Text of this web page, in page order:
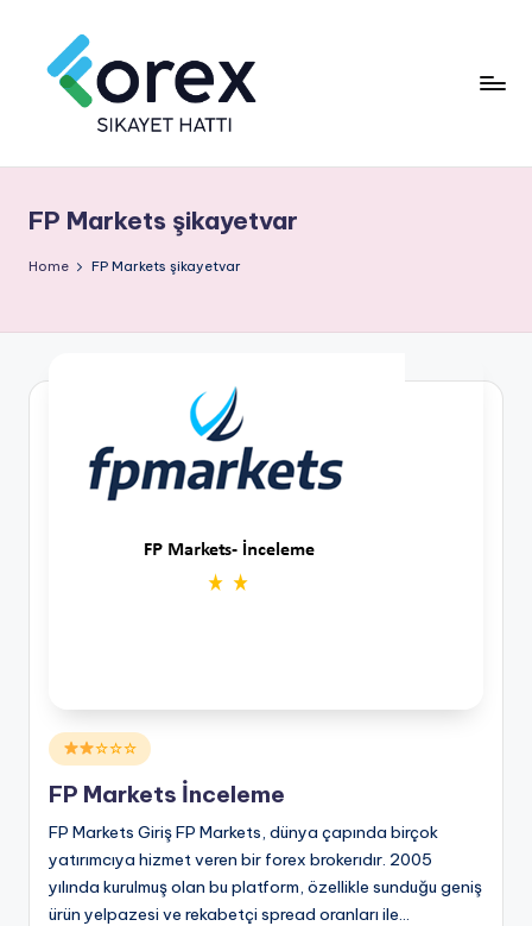
FP Markets şikayetvar
Home FP Markets şikayetvar
Posted
in
☆☆☆
FP Markets İnceleme
FP Markets Giriş FP Markets, dünya çapında birçok
yatırımcıya hizmet veren bir forex brokerıdır. 2005
yılında kurulmuş olan bu platform, özellikle sunduğu geniş
ürün yelpazesi ve rekabetçi spread oranları ile…